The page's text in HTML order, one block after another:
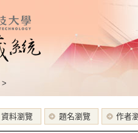
>
資料瀏覽 題名瀏覽 作者